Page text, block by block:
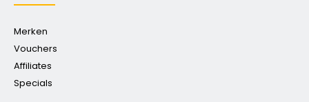
Merken
Vouchers
Affiliates
Specials